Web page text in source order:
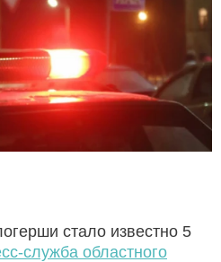
стало известно 5
служба областного